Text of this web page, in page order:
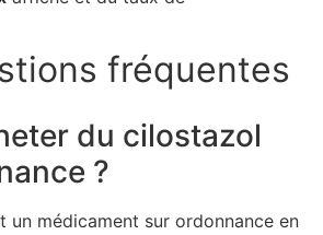
fréquentes
du cilostazol
?
un médicament sur ordonnance en